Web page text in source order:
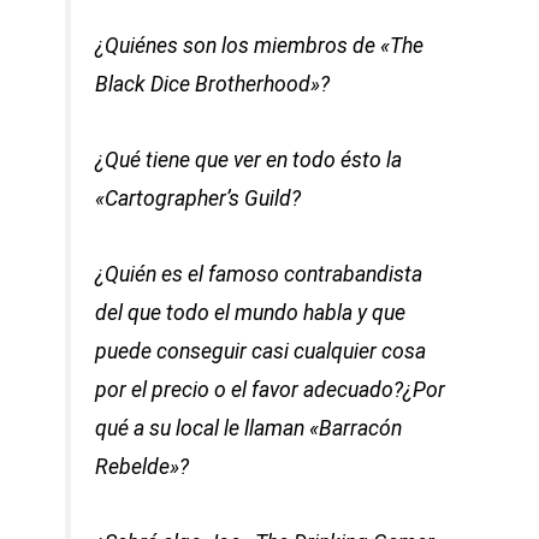
¿Quiénes son los miembros de «The
Black Dice Brotherhood»?
¿Qué tiene que ver en todo ésto la
«Cartographer’s Guild?
¿Quién es el famoso contrabandista
del que todo el mundo habla y que
puede conseguir casi cualquier cosa
por el precio o el favor adecuado?¿Por
qué a su local le llaman «Barracón
Rebelde»?